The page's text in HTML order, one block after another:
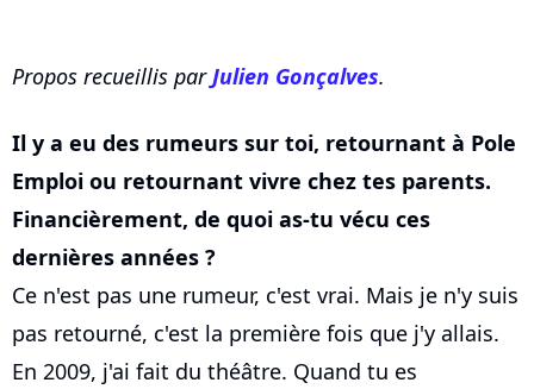
Propos recueillis parJulien Gonçalves.
Il y a eu des rumeurs sur toi, retournant à Pole
Emploi ou retournant vivre chez tes parents.
Financièrement, de quoi as-tu vécu ces
dernières années ?
Ce n'est pas une rumeur, c'est vrai. Mais je n'y suis
pas retourné, c'est la première fois que j'y allais.
En 2009, j'ai fait du théâtre. Quand tu es